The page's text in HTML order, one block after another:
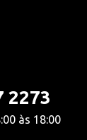
2273
às 18:00